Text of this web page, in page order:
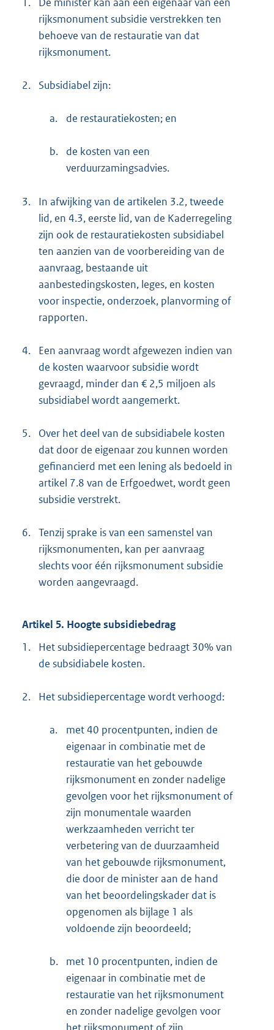
rijksmonument subsidie verstrekken ten
behoeve van de restauratie van dat
rijksmonument.
2. Subsidiabel zijn:
a. de restauratiekosten; en
b.
de kosten van een
verduurzamingsadvies.
3.
In afwijking van de artikelen 3.2, tweede
lid, en 4.3, eerste lid, van de Kaderregeling
zijn ook de restauratiekosten subsidiabel
ten aanzien van de voorbereiding van de
aanvraag, bestaande uit
aanbestedingskosten, leges, en kosten
voor inspectie, onderzoek, planvorming of
rapporten.
4.
Een aanvraag wordt afgewezen indien van
de kosten waarvoor subsidie wordt
gevraagd, minder dan € 2,5 miljoen als
subsidiabel wordt aangemerkt.
5.
Over het deel van de subsidiabele kosten
dat door de eigenaar zou kunnen worden
gefinancierd met een lening als bedoeld in
artikel 7.8 van de Erfgoedwet, wordt geen
subsidie verstrekt.
6. Tenzij sprake is van een samenstel van
rijksmonumenten, kan per aanvraag
slechts voor één rijksmonument subsidie
worden aangevraagd.
Artikel 5. Hoogte subsidiebedrag
1.
Het subsidiepercentage bedraagt 30% van
de subsidiabele kosten.
2. Het subsidiepercentage wordt verhoogd:
a.
met 40 procentpunten, indien de
eigenaar in combinatie met de
restauratie van het gebouwde
rijksmonument en zonder nadelige
gevolgen voor het rijksmonument of
zijn monumentale waarden
werkzaamheden verricht ter
verbetering van de duurzaamheid
van het gebouwde rijksmonument,
die door de minister aan de hand
van het beoordelingskader dat is
opgenomen als bijlage 1 als
voldoende zijn beoordeeld;
b.
met 10 procentpunten, indien de
eigenaar in combinatie met de
restauratie van het rijksmonument
en zonder nadelige gevolgen voor